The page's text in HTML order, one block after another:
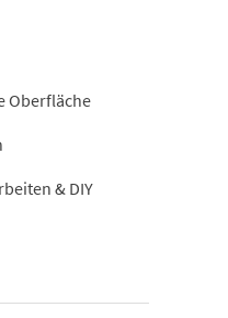
Oberfläche
& DIY